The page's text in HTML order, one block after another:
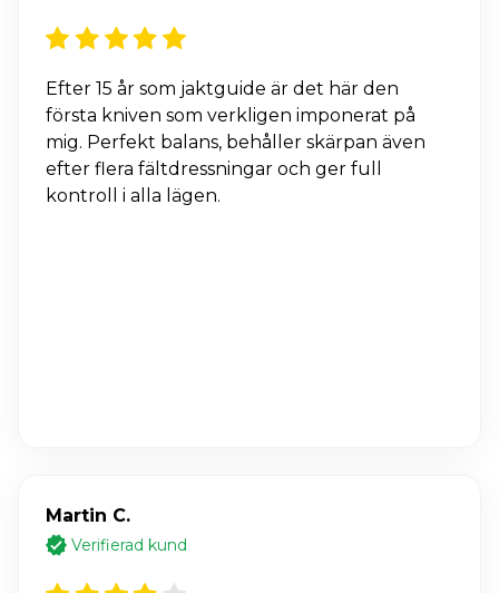
Efter 15 år som jaktguide är det här den
första kniven som verkligen imponerat på
mig. Perfekt balans, behåller skärpan även
efter flera fältdressningar och ger full
kontroll i alla lägen.
Martin C.
Verifierad kund